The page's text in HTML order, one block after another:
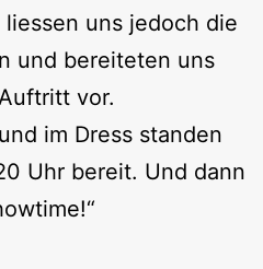
uns jedoch die
und bereiteten uns
vor.
im Dress standen
Uhr bereit. Und dann